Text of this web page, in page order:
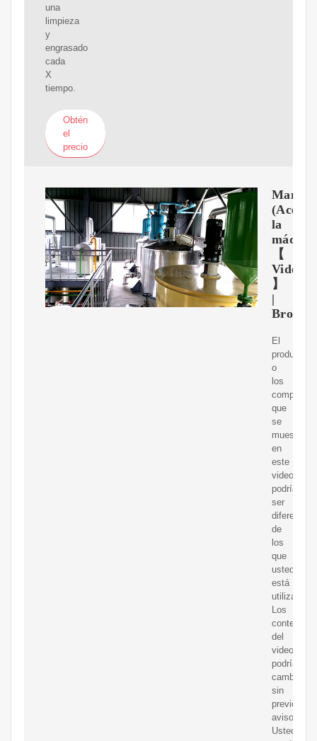
una
limpieza
y
engrasado
cada
X
tiempo.
Obtén
el
precio
la
【
Video
】
|
Brother
El
producto
o
los
que
se
muestran
en
este
video
podrían
ser
diferentes
de
los
que
usted
está
utilizando.
Los
contenidos
del
video
podrían
cambiar
sin
previo
aviso.
Usted